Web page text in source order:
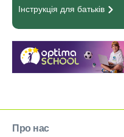
Інструкція для батьків
Про нас